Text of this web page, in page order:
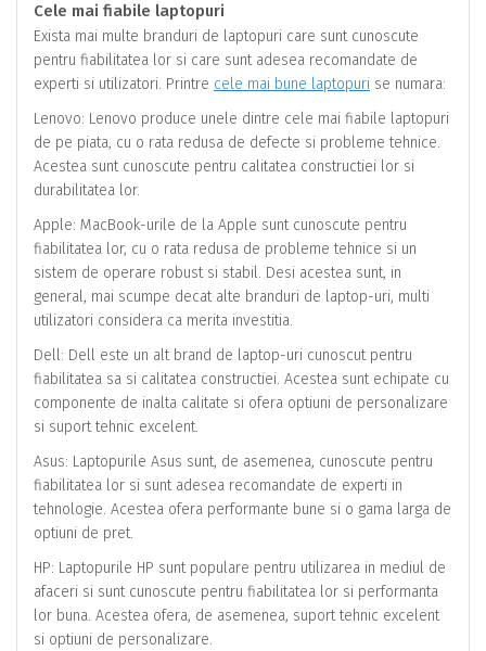
Cele mai fiabile laptopuri
Exista mai multe branduri de laptopuri care sunt cunoscute
pentru fiabilitatea lor si care sunt adesea recomandate de
experti si utilizatori. Printre cele mai bune laptopuri se numara:
Lenovo: Lenovo produce unele dintre cele mai fiabile laptopuri
de pe piata, cu o rata redusa de defecte si probleme tehnice.
Acestea sunt cunoscute pentru calitatea constructiei lor si
durabilitatea lor.
Apple: MacBook-urile de la Apple sunt cunoscute pentru
fiabilitatea lor, cu o rata redusa de probleme tehnice si un
sistem de operare robust si stabil. Desi acestea sunt, in
general, mai scumpe decat alte branduri de laptop-uri, multi
utilizatori considera ca merita investitia.
Dell: Dell este un alt brand de laptop-uri cunoscut pentru
fiabilitatea sa si calitatea constructiei. Acestea sunt echipate cu
componente de inalta calitate si ofera optiuni de personalizare
si suport tehnic excelent.
Asus: Laptopurile Asus sunt, de asemenea, cunoscute pentru
fiabilitatea lor si sunt adesea recomandate de experti in
tehnologie. Acestea ofera performante bune si o gama larga de
optiuni de pret.
HP: Laptopurile HP sunt populare pentru utilizarea in mediul de
afaceri si sunt cunoscute pentru fiabilitatea lor si performanta
lor buna. Acestea ofera, de asemenea, suport tehnic excelent
si optiuni de personalizare.